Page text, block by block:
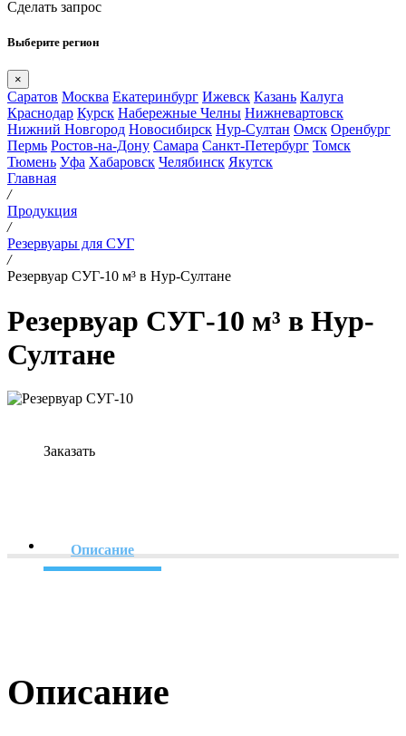
Сделать запрос
Выберите регион
×
Саратов Москва Екатеринбург Ижевск Казань Калуга
Краснодар Курск Набережные Челны Нижневартовск
Нижний Новгород Новосибирск Нур-Султан Омск Оренбург
Пермь Ростов-на-Дону Самара Санкт-Петербург Томск
Тюмень Уфа Хабаровск Челябинск Якутск
Главная
/
Продукция
/
Резервуары для СУГ
/
Резервуар СУГ-10 м³ в Нур-Султане
Резервуар СУГ-10 м³ в Нур-
Султане
Заказать
Описание
Описание